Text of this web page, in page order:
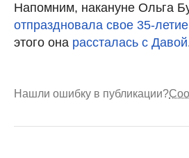
Напомним, накануне Ольга
отпраздновала свое 35-летие
этого она рассталась с Давой
Нашли ошибку в публикации?